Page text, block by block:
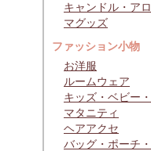
キャンドル・アロ
マグッズ
ファッション小物
お洋服
ルームウェア
キッズ・ベビー・
マタニティ
ヘアアクセ
バッグ・ポーチ・